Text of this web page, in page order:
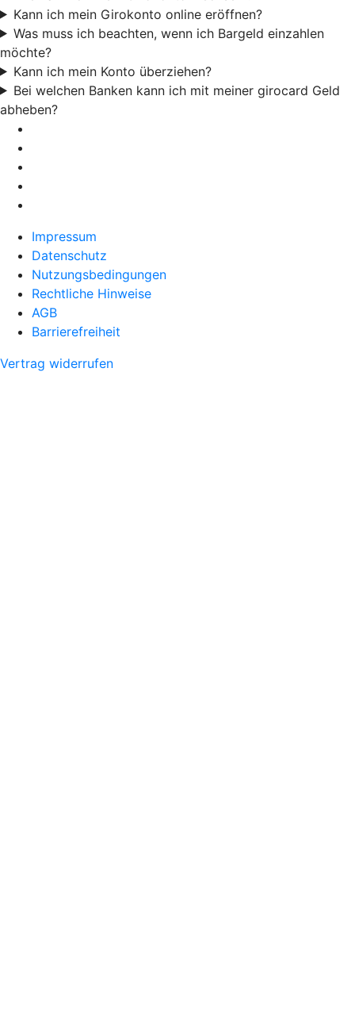
Kann ich mein Girokonto online eröffnen?
Was muss ich beachten, wenn ich Bargeld einzahlen
möchte?
Kann ich mein Konto überziehen?
Bei welchen Banken kann ich mit meiner girocard Geld
abheben?
Impressum
Datenschutz
Nutzungsbedingungen
Rechtliche Hinweise
AGB
Barrierefreiheit
Vertrag widerrufen